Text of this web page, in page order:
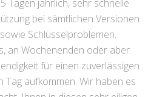
Tagen jährlich, sehr schnelle
bei sämtlichen Versionen
Schlüsselproblemen.
an Wochenenden oder aber
für einen zuverlässigen
Tag aufkommen. Wir haben es